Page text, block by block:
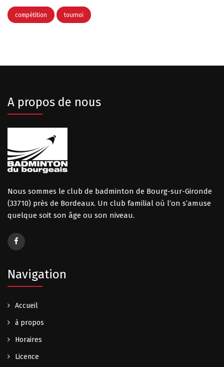
compétition tournoi
A propos de nous
Nous sommes le club de badminton de Bourg-sur-Gironde
(33710) près de Bordeaux. Un club familial où l’on s’amuse
quelque soit son âge ou son niveau.
Navigation
Accueil
à propos
Horaires
Licence